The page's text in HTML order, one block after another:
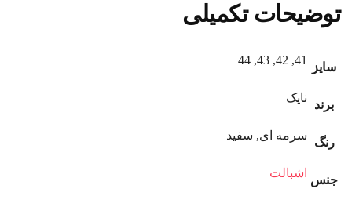
توضیحات تکمیلی
سایز
41, 42, 43, 44
برند
نایک
رنگ
سرمه ای, سفید
جنس
اشبالت